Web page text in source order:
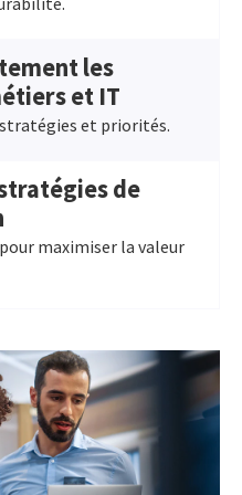
les
et IT
et priorités.
de
maximiser la valeur